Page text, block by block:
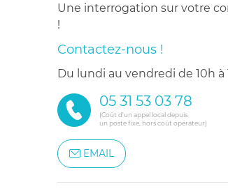
Une interrogation sur votre
!
Contactez-nous !
du lundi au vendredi de 10h à
05 31 53 03 78
(Coût d'un appel local depuis
un poste fixe, hors coût opérateur)
EMAIL